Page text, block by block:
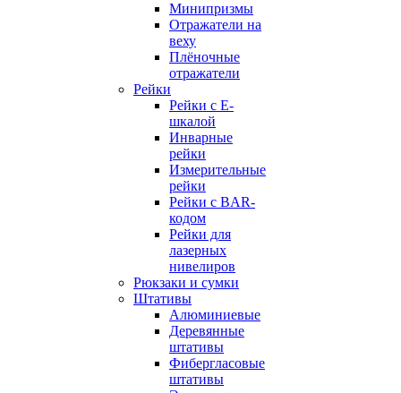
Минипризмы
Отражатели на
веху
Плёночные
отражатели
Рейки
Рейки с E-
шкалой
Инварные
рейки
Измерительные
рейки
Рейки с BAR-
кодом
Рейки для
лазерных
нивелиров
Рюкзаки и сумки
Штативы
Алюминиевые
Деревянные
штативы
Фибергласовые
штативы